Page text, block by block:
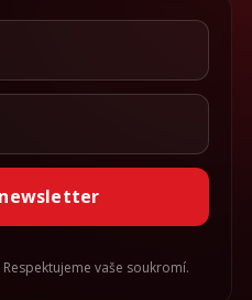
vaše soukromí.